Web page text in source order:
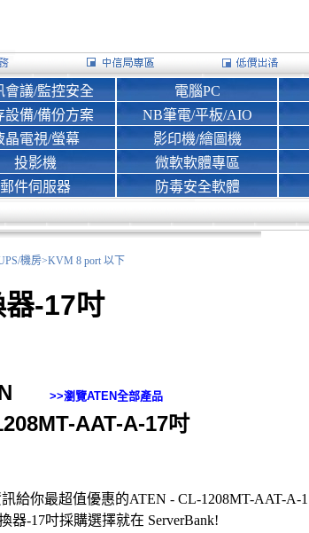
會議/監控安全
設備/備份方案
晶電視/螢幕
投影機
郵件伺服器
電腦PC
NB筆電/平板/AIO
影印機/繪圖機
微軟軟體專區
防毒安全軟體
機房>KVM 8 port 以下
-17吋
>>瀏覽ATEN全部產品
AAT-A-17吋
訊給你最超值優惠的ATEN - CL-1208MT-AAT-A-
器-17吋採購選擇就在 ServerBank!